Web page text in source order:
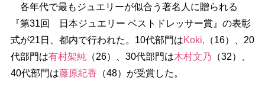
各年代で最もジュエリーが似合う著名人に贈られる
『第31回 日本ジュエリー ベストドレッサー賞』の表彰
式が21日、都内で行われた。10代部門はKoki, （16）、20
代部門は有村架純（26）、30代部門は木村文乃 （32）、
40代部門は藤原紀香 （48）が受賞した。